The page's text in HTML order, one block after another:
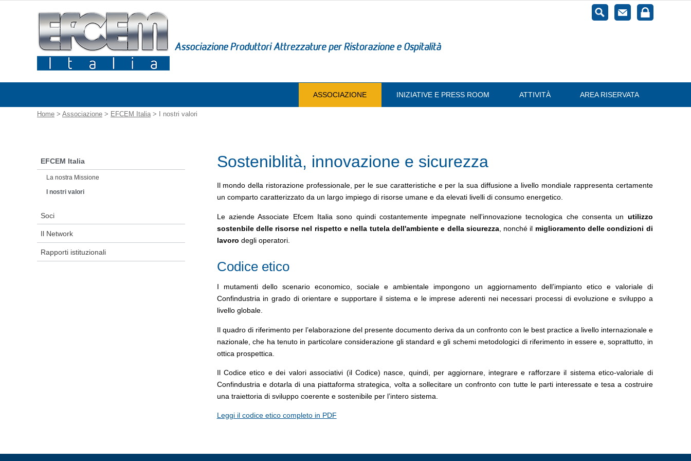
ASSOCIAZIONE INIZIATIVE E PRESS ROOM ATTIVITÀ AREA RISERVATA
Home > Associazione > EFCEM Italia> I nostri valori
EFCEM Italia
La nostra Missione
I nostri valori
Soci
Il Network
Rapporti istituzionali
Sosteniblità, innovazione e sicurezza
Il mondo della ristorazione professionale, per le sue caratteristiche e per la sua diffusione a livello mondiale rappresenta certamente
un comparto caratterizzato da un largo impiego di risorse umane e da elevati livelli di consumo energetico.
Le aziende Associate Efcem Italia sono quindi costantemente impegnate nell'innovazione tecnologica che consenta un utilizzo
sostenbile delle risorse nel rispetto e nella tutela dell'ambiente e della sicurezza, nonché il miglioramento delle condizioni di
lavoro degli operatori.
Codice etico
I mutamenti dello scenario economico, sociale e ambientale impongono un aggiornamento dell’impianto etico e valoriale di
Confindustria in grado di orientare e supportare il sistema e le imprese aderenti nei necessari processi di evoluzione e sviluppo a
livello globale.
Il quadro di riferimento per l’elaborazione del presente documento deriva da un confronto con le best practice a livello internazionale e
nazionale, che ha tenuto in particolare considerazione gli standard e gli schemi metodologici di riferimento in essere e, soprattutto, in
ottica prospettica.
Il Codice etico e dei valori associativi (il Codice) nasce, quindi, per aggiornare, integrare e rafforzare il sistema etico-valoriale di
Confindustria e dotarla di una piattaforma strategica, volta a sollecitare un confronto con tutte le parti interessate e tesa a costruire
una traiettoria di sviluppo coerente e sostenibile per l’intero sistema.
Leggi il codice etico completo in PDF